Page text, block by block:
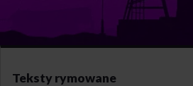
Teksty rymowane